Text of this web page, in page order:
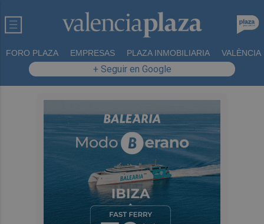
FORO PLAZA EMPRESAS PLAZA INMOBILIARIA VALÈNCIA
+ Seguir en Google